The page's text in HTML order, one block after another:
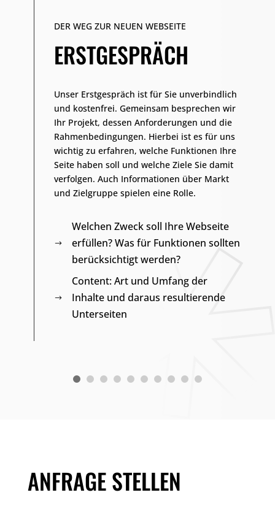
DER WEG ZUR NEUEN WEBSEITE
ERSTGESPRÄCH
Unser Erstgespräch ist für Sie unverbindlich
und kostenfrei. Gemeinsam besprechen wir
Ihr Projekt, dessen Anforderungen und die
Rahmenbedingungen. Hierbei ist es für uns
wichtig zu erfahren, welche Funktionen Ihre
Seite haben soll und welche Ziele Sie damit
verfolgen. Auch Informationen über Markt
und Zielgruppe spielen eine Rolle.
$
Welchen Zweck soll Ihre Webseite
erfüllen? Was für Funktionen sollten
berücksichtigt werden?
$
Content: Art und Umfang der
Inhalte und daraus resultierende
Unterseiten
ANFRAGE STELLEN